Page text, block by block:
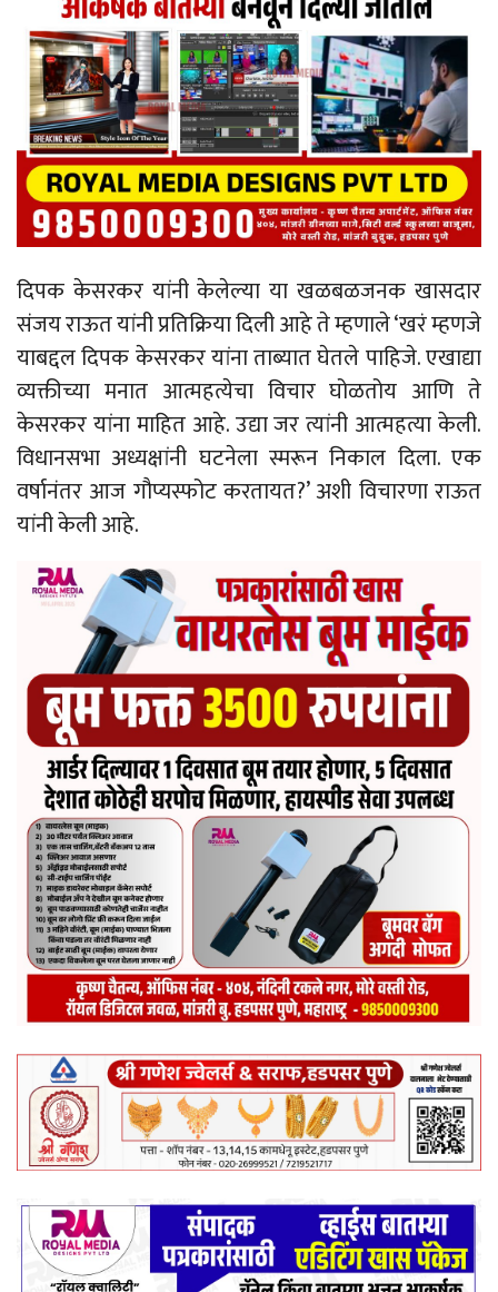
दिपक केसरकर यांनी केलेल्या या खळबळजनक खासदार
संजय राऊत यांनी प्रतिक्रिया दिली आहे ते म्हणाले ‘खरं म्हणजे
याबद्दल दिपक केसरकर यांना ताब्यात घेतले पाहिजे. एखाद्या
व्यक्तीच्या मनात आत्महत्येचा विचार घोळतोय आणि ते
केसरकर यांना माहित आहे. उद्या जर त्यांनी आत्महत्या केली.
विधानसभा अध्यक्षांनी घटनेला स्मरून निकाल दिला. एक
वर्षानंतर आज गौप्यस्फोट करतायत?’ अशी विचारणा राऊत
यांनी केली आहे.